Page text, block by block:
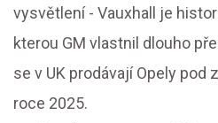
vysvětlení - Vauxhall je
kterou GM vlastnil dlouho
se v UK prodávají Opely pod
roce 2025.